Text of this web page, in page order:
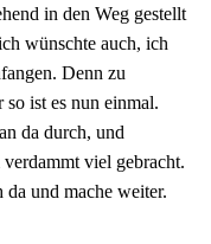
in den Weg gestellt
wünschte auch, ich
Denn zu
so ist es nun einmal.
da durch, und
viel gebracht.
und mache weiter.